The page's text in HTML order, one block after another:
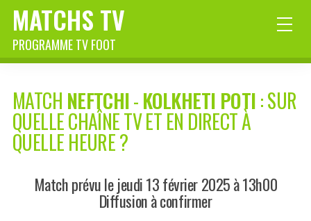
MATCHS TV
PROGRAMME TV FOOT
MATCH NEFTCHI-KOLKHETI POTI: SUR
QUELLE CHAÎNE TV ET EN DIRECT À
QUELLE HEURE ?
Match prévu le jeudi 13 février 2025 à 13h00
Diffusion à confirmer